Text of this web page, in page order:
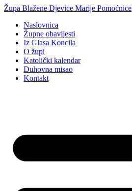
Idi
sadržaj
Župa Blažene Djevice Marije Pomoćnice
Naslovnica
Župne obavijesti
Iz Glasa Koncila
O župi
Katolički kalendar
Duhovna misao
Kontakt